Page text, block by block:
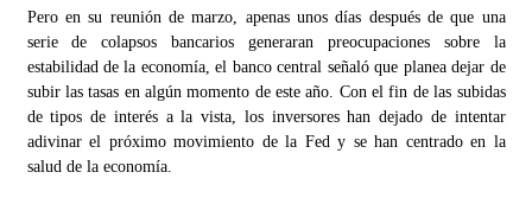
Pero en su reunión de marzo, apenas unos días después de que una
serie de colapsos bancarios generaran preocupaciones sobre la
estabilidad de la economía, el banco central señaló que planea dejar de
subir las tasas en algún momento de este año. Con el fin de las subidas
de tipos de interés a la vista, los inversores han dejado de intentar
adivinar el próximo movimiento de la Fed y se han centrado en la
salud de la economía.